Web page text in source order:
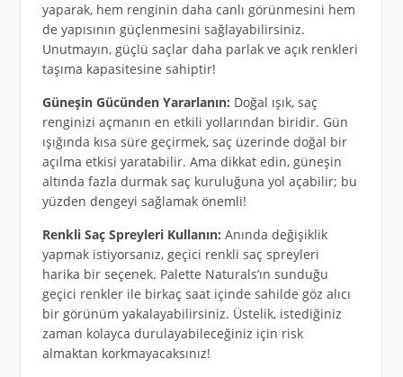
yaparak, hem renginin daha canlı görünmesini hem
de yapısının güçlenmesini sağlayabilirsiniz.
Unutmayın, güçlü saçlar daha parlak ve açık renkleri
taşıma kapasitesine sahiptir!
Güneşin Gücünden Yararlanın: Doğal ışık, saç
renginizi açmanın en etkili yollarından biridir. Gün
ışığında kısa süre geçirmek, saç üzerinde doğal bir
açılma etkisi yaratabilir. Ama dikkat edin, güneşin
altında fazla durmak saç kuruluğuna yol açabilir; bu
yüzden dengeyi sağlamak önemli!
Renkli Saç Spreyleri Kullanın: Anında değişiklik
yapmak istiyorsanız, geçici renkli saç spreyleri
harika bir seçenek. Palette Naturals’ın sunduğu
geçici renkler ile birkaç saat içinde sahilde göz alıcı
bir görünüm yakalayabilirsiniz. Üstelik, istediğiniz
zaman kolayca durulayabileceğiniz için risk
almaktan korkmayacaksınız!